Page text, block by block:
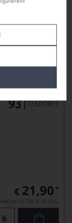
€ 21,90 *
(0.75l), € 29,20/L